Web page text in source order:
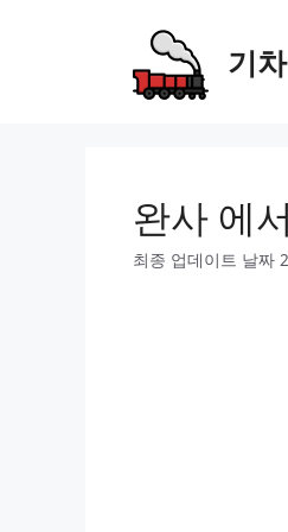
기
완사 에
최종 업데이트 날짜